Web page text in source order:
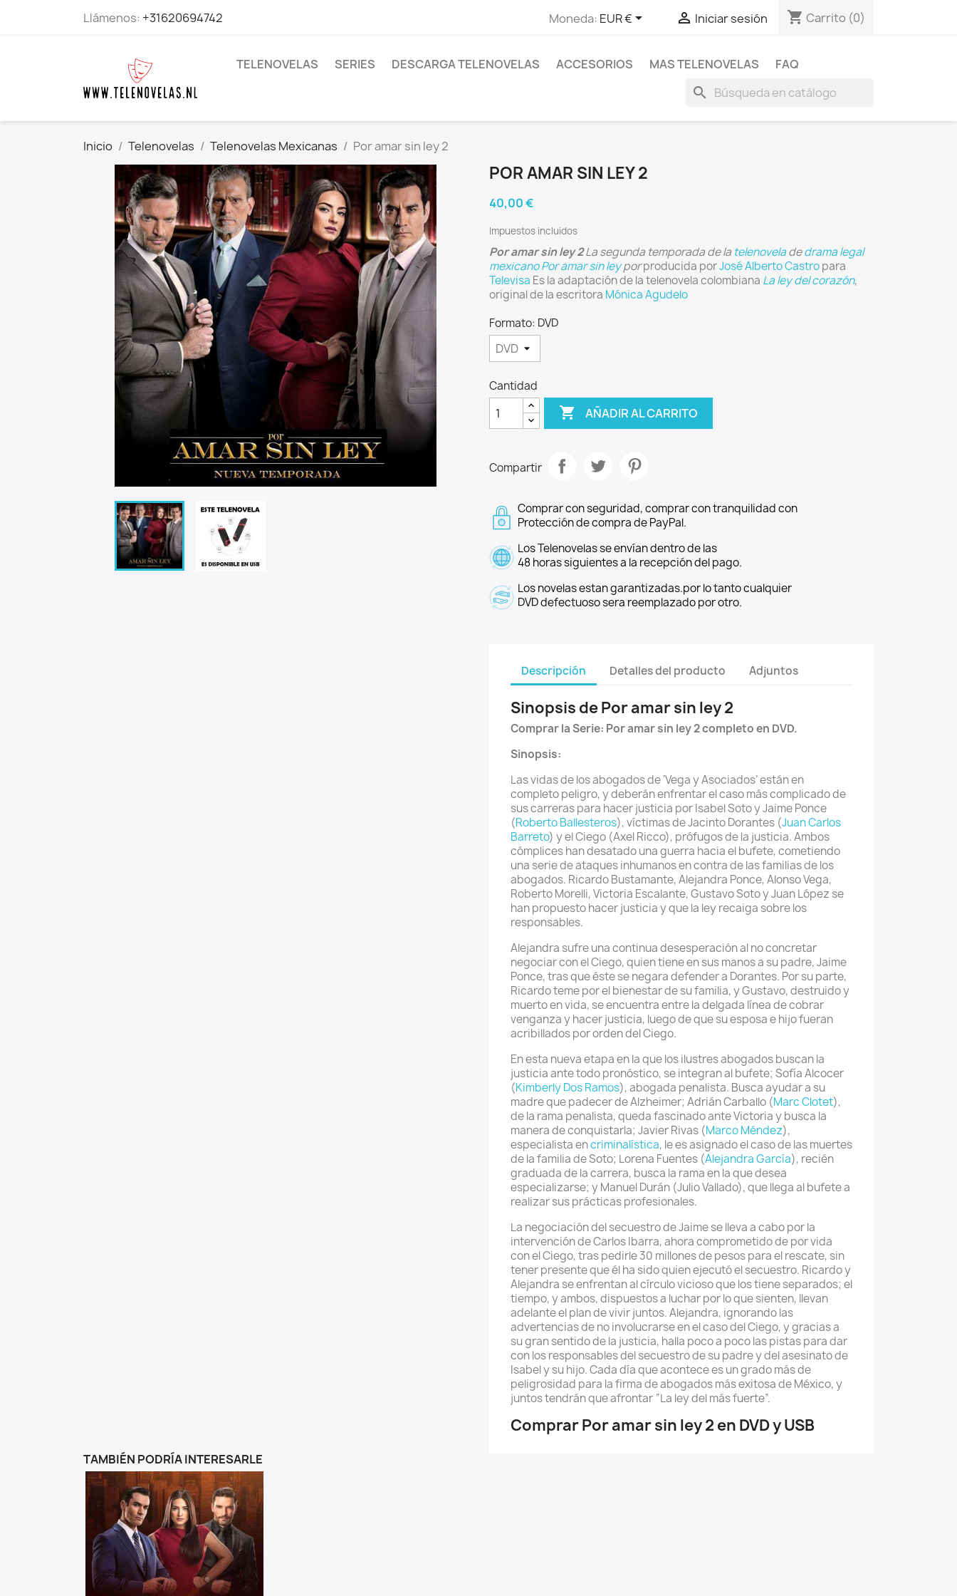
Llámenos: +31620694742 Moneda: EUR €  Iniciar sesión shopping_cart Carrito (0)
TELENOVELAS SERIES DESCARGA TELENOVELAS ACCESORIOS MAS TELENOVELAS FAQ
search
Inicio Telenovelas Telenovelas Mexicanas Por amar sin ley 2
POR AMAR SIN LEY 2
40,00 €
Impuestos incluidos
Por amar sin ley 2La segunda temporada de la telenoveladedrama legal
mexicanoPor amar sin leyporproducida porJosé Alberto Castropara
Televisa Es la adaptación de la telenovela colombiana La ley del corazón,
original de la escritora Mónica Agudelo
Formato: DVD
Cantidad
 AÑADIR AL CARRITO
Compartir
Comprar con seguridad, comprar con tranquilidad con
Protección de compra de PayPal.
Los Telenovelas se envían dentro de las
48 horas siguientes a la recepción del pago.
Los novelas estan garantizadas.por lo tanto cualquier
DVD defectuoso sera reemplazado por otro.
Descripción Detalles del producto Adjuntos
Sinopsis de Por amar sin ley 2
Comprar la Serie: Por amar sin ley 2 completo en DVD.
Sinopsis:
Las vidas de los abogados de ‘Vega y Asociados’ están en
completo peligro, y deberán enfrentar el caso más complicado de
sus carreras para hacer justicia por Isabel Soto y Jaime Ponce
(Roberto Ballesteros), víctimas de Jacinto Dorantes (Juan Carlos
Barreto) y el Ciego (Axel Ricco), prófugos de la justicia. Ambos
cómplices han desatado una guerra hacia el bufete, cometiendo
una serie de ataques inhumanos en contra de las familias de los
abogados. Ricardo Bustamante, Alejandra Ponce, Alonso Vega,
Roberto Morelli, Victoria Escalante, Gustavo Soto y Juan López se
han propuesto hacer justicia y que la ley recaiga sobre los
responsables.
Alejandra sufre una continua desesperación al no concretar
negociar con el Ciego, quien tiene en sus manos a su padre, Jaime
Ponce, tras que éste se negara defender a Dorantes. Por su parte,
Ricardo teme por el bienestar de su familia, y Gustavo, destruido y
muerto en vida, se encuentra entre la delgada línea de cobrar
venganza y hacer justicia, luego de que su esposa e hijo fueran
acribillados por orden del Ciego.
En esta nueva etapa en la que los ilustres abogados buscan la
justicia ante todo pronóstico, se integran al bufete; Sofía Alcocer
(Kimberly Dos Ramos), abogada penalista. Busca ayudar a su
madre que padecer de Alzheimer; Adrián Carballo (Marc Clotet),
de la rama penalista, queda fascinado ante Victoria y busca la
manera de conquistarla; Javier Rivas (Marco Méndez),
especialista encriminalística, le es asignado el caso de las muertes
de la familia de Soto; Lorena Fuentes (Alejandra García), recién
graduada de la carrera, busca la rama en la que desea
especializarse; y Manuel Durán (Julio Vallado), que llega al bufete a
realizar sus prácticas profesionales.
La negociación del secuestro de Jaime se lleva a cabo por la
intervención de Carlos Ibarra, ahora comprometido de por vida
con el Ciego, tras pedirle 30 millones de pesos para el rescate, sin
tener presente que él ha sido quien ejecutó el secuestro. Ricardo y
Alejandra se enfrentan al círculo vicioso que los tiene separados; el
tiempo, y ambos, dispuestos a luchar por lo que sienten, llevan
adelante el plan de vivir juntos. Alejandra, ignorando las
advertencias de no involucrarse en el caso del Ciego, y gracias a
su gran sentido de la justicia, halla poco a poco las pistas para dar
con los responsables del secuestro de su padre y del asesinato de
Isabel y su hijo. Cada día que acontece es un grado más de
peligrosidad para la firma de abogados más exitosa de México, y
juntos tendrán que afrontar “La ley del más fuerte”.
Comprar Por amar sin ley 2 en DVD y USB
TAMBIÉN PODRÍA INTERESARLE